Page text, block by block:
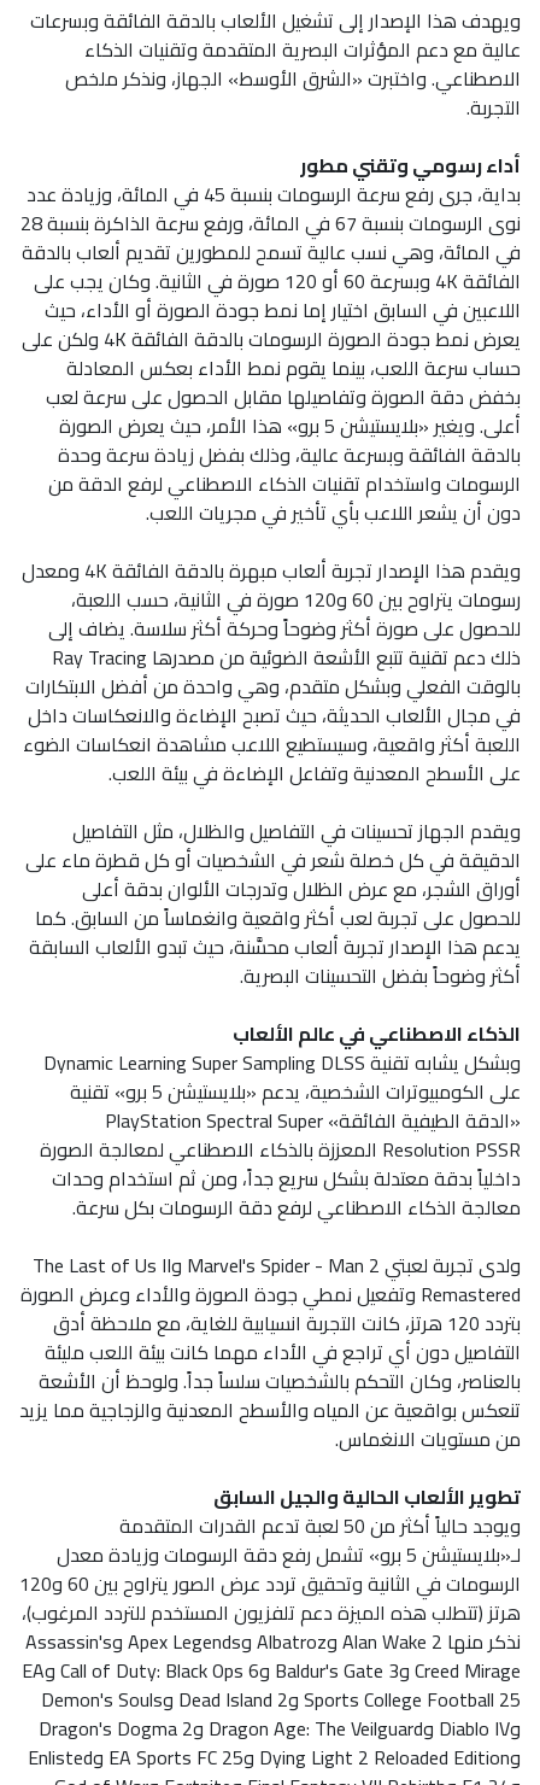
ويهدف هذا الإصدار إلى تشغيل الألعاب بالدقة الفائقة وبسرعات
عالية مع دعم المؤثرات البصرية المتقدمة وتقنيات الذكاء
الاصطناعي. واختبرت «الشرق الأوسط» الجهاز، ونذكر ملخص
التجربة.
أداء رسومي وتقني مطور
بداية، جرى رفع سرعة الرسومات بنسبة 45 في المائة، وزيادة عدد
نوى الرسومات بنسبة 67 في المائة، ورفع سرعة الذاكرة بنسبة 28
في المائة، وهي نسب عالية تسمح للمطورين تقديم ألعاب بالدقة
الفائقة 4K وبسرعة 60 أو 120 صورة في الثانية. وكان يجب على
اللاعبين في السابق اختيار إما نمط جودة الصورة أو الأداء، حيث
يعرض نمط جودة الصورة الرسومات بالدقة الفائقة 4K ولكن على
حساب سرعة اللعب، بينما يقوم نمط الأداء بعكس المعادلة
بخفض دقة الصورة وتفاصيلها مقابل الحصول على سرعة لعب
أعلى. ويغير «بلايستيشن 5 برو» هذا الأمر، حيث يعرض الصورة
بالدقة الفائقة وبسرعة عالية، وذلك بفضل زيادة سرعة وحدة
الرسومات واستخدام تقنيات الذكاء الاصطناعي لرفع الدقة من
دون أن يشعر اللاعب بأي تأخير في مجريات اللعب.
ويقدم هذا الإصدار تجربة ألعاب مبهرة بالدقة الفائقة 4K ومعدل
رسومات يتراوح بين 60 و120 صورة في الثانية، حسب اللعبة،
للحصول على صورة أكثر وضوحاً وحركة أكثر سلاسة. يضاف إلى
ذلك دعم تقنية تتبع الأشعة الضوئية من مصدرها Ray Tracing
بالوقت الفعلي وبشكل متقدم، وهي واحدة من أفضل الابتكارات
في مجال الألعاب الحديثة، حيث تصبح الإضاءة والانعكاسات داخل
اللعبة أكثر واقعية، وسيستطيع اللاعب مشاهدة انعكاسات الضوء
على الأسطح المعدنية وتفاعل الإضاءة في بيئة اللعب.
ويقدم الجهاز تحسينات في التفاصيل والظلال، مثل التفاصيل
الدقيقة في كل خصلة شعر في الشخصيات أو كل قطرة ماء على
أوراق الشجر، مع عرض الظلال وتدرجات الألوان بدقة أعلى
للحصول على تجربة لعب أكثر واقعية وانغماساً من السابق. كما
يدعم هذا الإصدار تجربة ألعاب محسَّنة، حيث تبدو الألعاب السابقة
أكثر وضوحاً بفضل التحسينات البصرية.
الذكاء الاصطناعي في عالم الألعاب
وبشكل يشابه تقنية Dynamic Learning Super Sampling DLSS
على الكومبيوترات الشخصية، يدعم «بلايستيشن 5 برو» تقنية
«الدقة الطيفية الفائقة» PlayStation Spectral Super
Resolution PSSR المعززة بالذكاء الاصطناعي لمعالجة الصورة
داخلياً بدقة معتدلة بشكل سريع جداً، ومن ثم استخدام وحدات
معالجة الذكاء الاصطناعي لرفع دقة الرسومات بكل سرعة.
ولدى تجربة لعبتي Marvel's Spider - Man 2 وThe Last of Us II
Remastered وتفعيل نمطي جودة الصورة والأداء وعرض الصورة
بتردد 120 هرتز، كانت التجربة انسيابية للغاية، مع ملاحظة أدق
التفاصيل دون أي تراجع في الأداء مهما كانت بيئة اللعب مليئة
بالعناصر، وكان التحكم بالشخصيات سلساً جداً. ولوحظ أن الأشعة
تنعكس بواقعية عن المياه والأسطح المعدنية والزجاجية مما يزيد
من مستويات الانغماس.
تطوير الألعاب الحالية والجيل السابق
ويوجد حالياً أكثر من 50 لعبة تدعم القدرات المتقدمة
لـ«بلايستيشن 5 برو» تشمل رفع دقة الرسومات وزيادة معدل
الرسومات في الثانية وتحقيق تردد عرض الصور يتراوح بين 60 و120
هرتز (تتطلب هذه الميزة دعم تلفزيون المستخدم للتردد المرغوب)،
نذكر منها Alan Wake 2 وAlbatroz وApex Legends وAssassin's
Creed Mirage وBaldur's Gate 3 وCall of Duty: Black Ops 6 وEA
Sports College Football 25 وDead Island 2 وDemon's Souls
وDiablo IV وDragon Age: The Veilguard وDragon's Dogma 2
وDying Light 2 Reloaded Edition وEA Sports FC 25 وEnlisted